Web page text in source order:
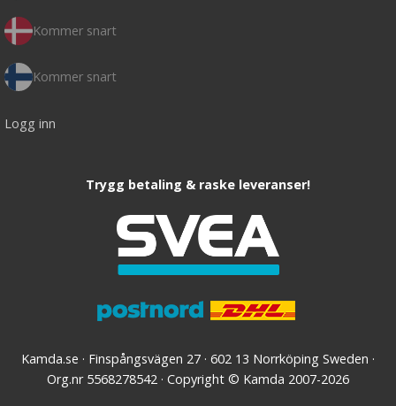
Kommer snart
Kommer snart
Logg inn
Trygg betaling & raske leveranser!
Kamda.se · Finspångsvägen 27 · 602 13 Norrköping Sweden ·
Org.nr 5568278542 · Copyright © Kamda 2007-2026